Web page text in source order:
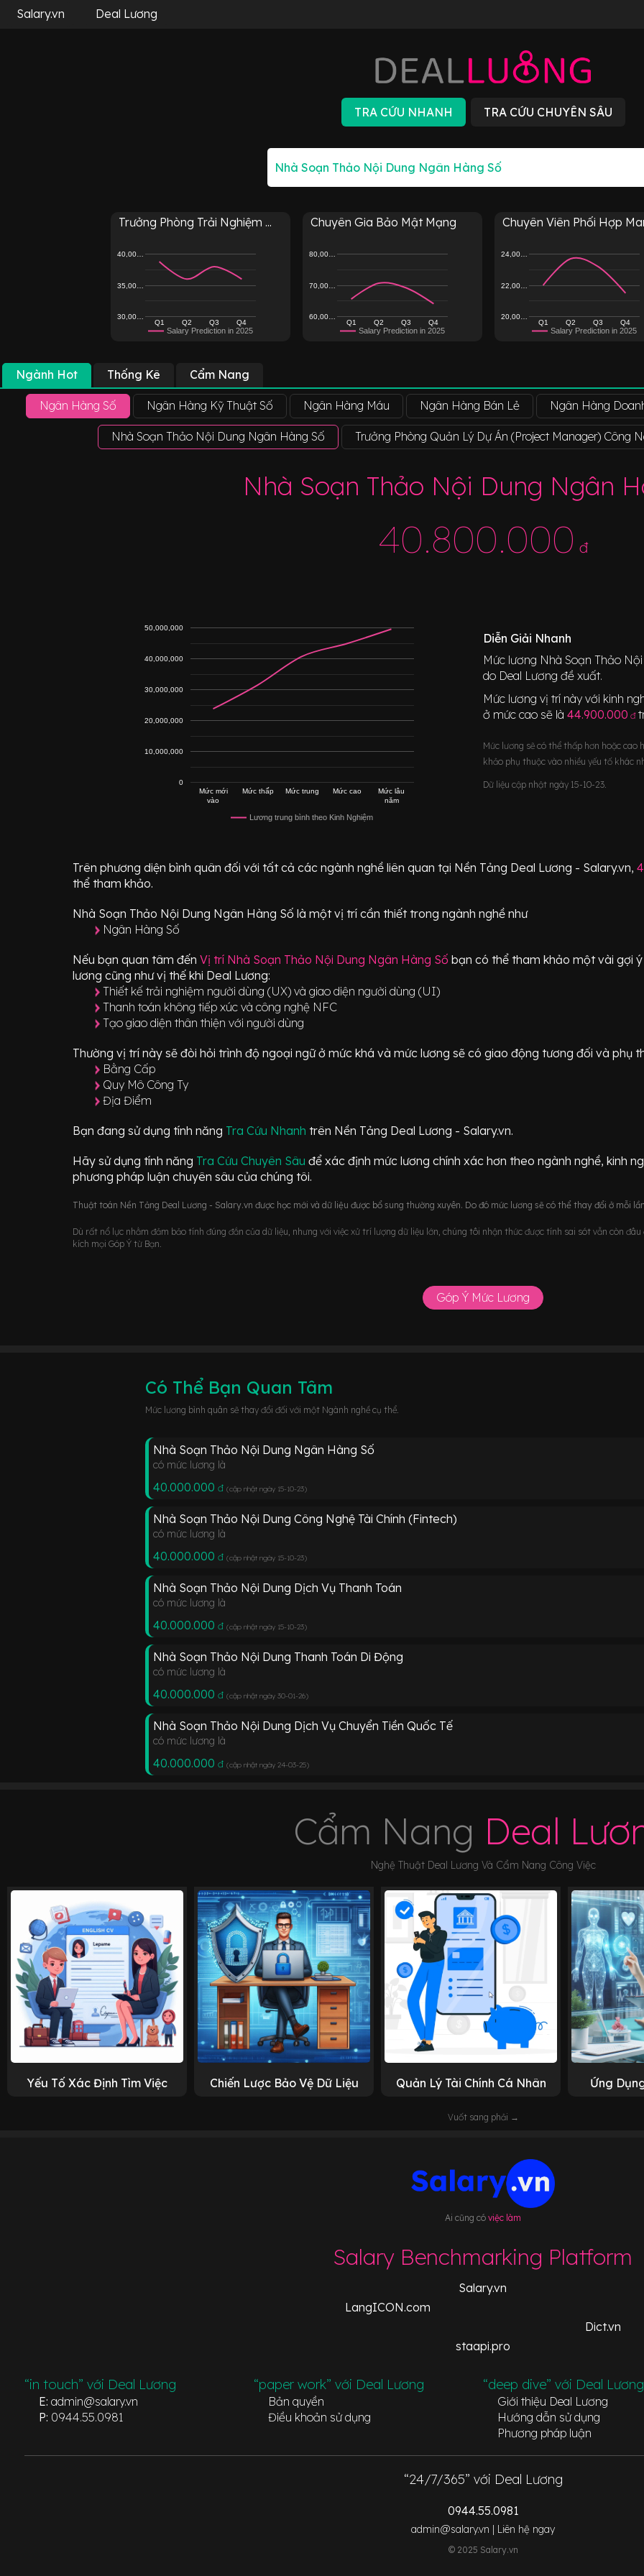
Salary.vn Deal Lương
Trưởng Phòng Trải Nghiệm ...
Salary Prediction in 2025
Q1 Q2 Q3 Q4
30,00…
35,00…
40,00…
Chuyên Gia Bảo Mật Mạng
Salary Prediction in 2025
Q1 Q2 Q3 Q4
60,00…
70,00…
80,00…
Chuyên Viên Phối Hợp
Salary Prediction in 2025
Q1 Q2 Q3 Q4
20,00…
22,00…
24,00…
Ngành Hot Thống Kê Cẩm Nang
Ngân Hàng Số Ngân Hàng Kỹ Thuật Số Ngân Hàng Máu Ngân Hàng Bán Lẻ Ngân Hàng
Nhà Soạn Thảo Nội Dung Ngân Hàng Số Trưởng Phòng Quản Lý Dự Án (Project Manager) Công
Nhà Soạn Thảo Nội Dung Ngân
40.800.000 đ
Lương trung bình theo Kinh Nghiệm
Mức mới
vào
Mức thấp Mức trung Mức cao
Mức lâu
năm
0
10,000,000
20,000,000
30,000,000
40,000,000
50,000,000
Diễn Giải Nhanh
Mức lương Nhà Soạn Thảo
do Deal Lương đề xuất.
Mức lương vị trí này với kinh
ở mức cao sẽ là 44.900.000 đ
Mức lương sẽ có thể thấp hơn hoặc
khảo phụ thuộc vào nhiều yếu tố khác
Dữ liệu cập nhật ngày 15-10-23.
Trên phương diện bình quân đối với tất cả các ngành nghề liên quan tại Nền Tảng Deal Lương - Salary.vn,
thể tham khảo.
Nhà Soạn Thảo Nội Dung Ngân Hàng Số là một vị trí cần thiết trong ngành nghề như
Ngân Hàng Số
Nếu bạn quan tâm đến Vị trí Nhà Soạn Thảo Nội Dung Ngân Hàng Số bạn có thể tham khảo một vài gợi
lương cũng như vị thế khi Deal Lương:
Thiết kế trải nghiệm người dùng (UX) và giao diện người dùng (UI)
Thanh toán không tiếp xúc và công nghệ NFC
Tạo giao diện thân thiện với người dùng
Thường vị trí này sẽ đòi hỏi trình độ ngoại ngữ ở mức khá và mức lương sẽ có giao động tương đối và phụ
Bằng Cấp
Quy Mô Công Ty
Địa Điểm
Bạn đang sử dụng tính năng Tra Cứu Nhanh trên Nền Tảng Deal Lương - Salary.vn.
Hãy sử dụng tính năng Tra Cứu Chuyên Sâu để xác định mức lương chính xác hơn theo ngành nghề, kinh
phương pháp luận chuyên sâu của chúng tôi.
Thuật toán Nền Tảng Deal Lương - Salary.vn được học mới và dữ liệu được bổ sung thường xuyên. Do đó mức lương sẽ có thể thay đổi ở mỗi
Dù rất nổ lực nhằm đảm bảo tính đúng đắn của dữ liệu, nhưng với việc xử trí lượng dữ liệu lớn, chúng tôi nhận thức được tính sai sót vẫn còn
kích mọi Góp Ý từ Bạn.
Góp Ý Mức Lương
Có Thể Bạn Quan Tâm
Mức lương bình quân sẽ thay đổi đối với một Ngành nghề cụ thể.
Nhà Soạn Thảo Nội Dung Ngân Hàng Số
có mức lương là
40.000.000 đ (cập nhật ngày 15-10-23)
Nhà Soạn Thảo Nội Dung Công Nghệ Tài Chính (Fintech)
có mức lương là
40.000.000 đ (cập nhật ngày 15-10-23)
Nhà Soạn Thảo Nội Dung Dịch Vụ Thanh Toán
có mức lương là
40.000.000 đ (cập nhật ngày 15-10-23)
Nhà Soạn Thảo Nội Dung Thanh Toán Di Động
có mức lương là
40.000.000 đ (cập nhật ngày 30-01-26)
Nhà Soạn Thảo Nội Dung Dịch Vụ Chuyển Tiền Quốc Tế
có mức lương là
40.000.000 đ (cập nhật ngày 24-03-25)
Cẩm Nang Deal
Nghệ Thuật Deal Lương Và Cẩm Nang Công Việc
Yếu Tố Xác Định Tìm Việc Chiến Lược Bảo Vệ Dữ Liệu Quản Lý Tài Chính Cá Nhân Ứng
Vuốt sang phải →
Ai cũng cóviệc làm
Salary Benchmarking Platform
Salary.vn
LangICON.com
Dict.vn
staapi.pro
“in touch” với Deal Lương
E: admin@salary.vn
P: 0944.55.0981
“paper work” với Deal Lương
Bản quyền
Điều khoản sử dụng
“deep dive” với Deal Lương
Giới thiệu Deal Lương
Hướng dẫn sử dụng
Phương pháp luận
“24/7/365” với Deal Lương
0944.55.0981
admin@salary.vn | Liên hệ ngay
© 2025 Salary.vn